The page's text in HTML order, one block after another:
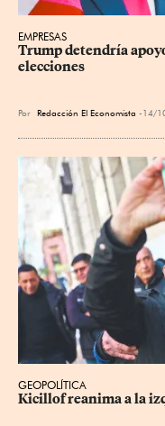
EMPRESAS
Trump detendría
elecciones
Por Redacción El Economista 14/
GEOPOLÍTICA
Kicillof reanima a la